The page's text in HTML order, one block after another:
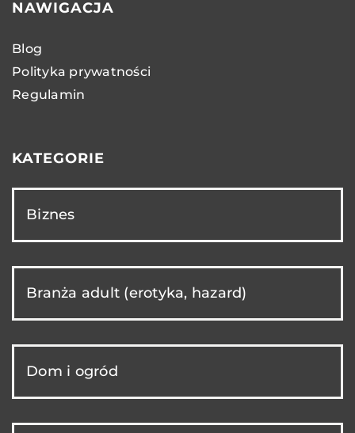
NAWIGACJA
Blog
Polityka prywatności
Regulamin
KATEGORIE
Biznes
Branża adult (erotyka, hazard)
Dom i ogród